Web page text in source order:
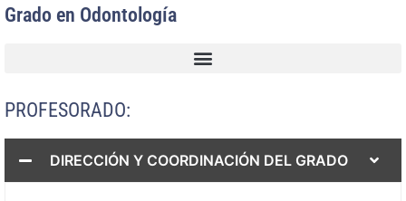
Grado en Odontología
PROFESORADO:
DIRECCIÓN Y COORDINACIÓN DEL GRADO